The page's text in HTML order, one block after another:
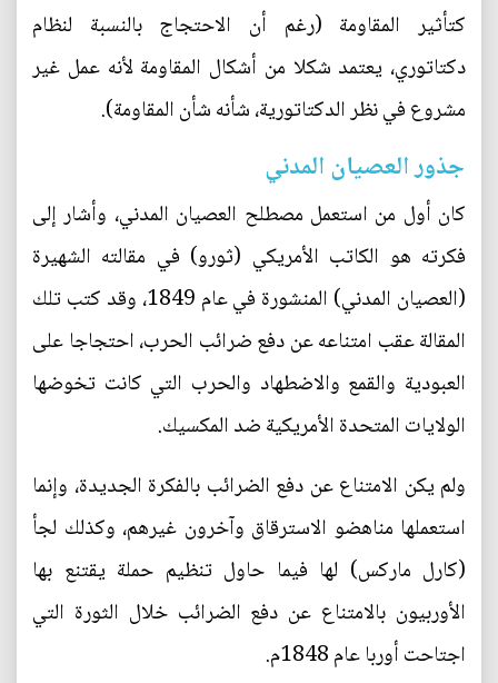
كتأثير المقاومة (رغم أن الاحتجاج بالنسبة لنظام
دكتاتوري، يعتمد شكلا من أشكال المقاومة لأنه عمل غير
مشروع في نظر الدكتاتورية، شأنه شأن المقاومة).
جذور العصيان المدني
كان أول من استعمل مصطلح العصيان المدني، وأشار إلى
فكرته هو الكاتب الأمريكي (ثورو) في مقالته الشهيرة
(العصيان المدني) المنشورة في عام 1849، وقد كتب تلك
المقالة عقب امتناعه عن دفع ضرائب الحرب، احتجاجا على
العبودية والقمع والاضطهاد والحرب التي كانت تخوضها
الولايات المتحدة الأمريكية ضد المكسيك.
ولم يكن الامتناع عن دفع الضرائب بالفكرة الجديدة، وإنما
استعملها مناهضو الاسترقاق وآخرون غيرهم، وكذلك لجأ
(كارل ماركس) لها فيما حاول تنظيم حملة يقتنع بها
الأوربيون بالامتناع عن دفع الضرائب خلال الثورة التي
اجتاحت أوربا عام 1848م.